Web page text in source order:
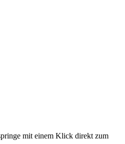
mit einem Klick direkt zum